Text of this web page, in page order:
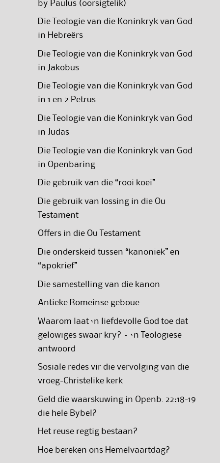
by Paulus (oorsigtelik)
Die Teologie van die Koninkryk van God
in Hebreërs
Die Teologie van die Koninkryk van God
in Jakobus
Die Teologie van die Koninkryk van God
in 1 en 2 Petrus
Die Teologie van die Koninkryk van God
in Judas
Die Teologie van die Koninkryk van God
in Openbaring
Die gebruik van die “rooi koei”
Die gebruik van lossing in die Ou
Testament
Offers in die Ou Testament
Die onderskeid tussen “kanoniek” en
“apokrief”
Die samestelling van die kanon
Antieke Romeinse geboue
Waarom laat ‘n liefdevolle God toe dat
gelowiges swaar kry? – ‘n Teologiese
antwoord
Sosiale redes vir die vervolging van die
vroeg-Christelike kerk
Geld die waarskuwing in Openb. 22:18-19
die hele Bybel?
Het reuse regtig bestaan?
Hoe bereken ons Hemelvaartdag?